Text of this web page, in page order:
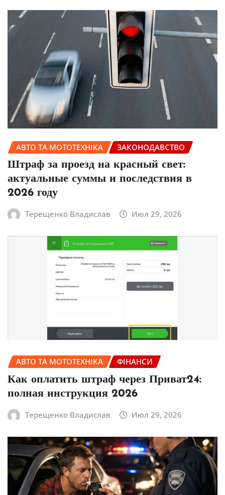
АВТО ТА МОТОТЕХНІКА ЗАКОНОДАВСТВО
Штраф за проезд на красный свет:
актуальные суммы и последствия в
2026 году
Терещенко Владислав Июл 29, 2026
АВТО ТА МОТОТЕХНІКА ФІНАНСИ
Как оплатить штраф через Приват24:
полная инструкция 2026
Терещенко Владислав Июл 29, 2026